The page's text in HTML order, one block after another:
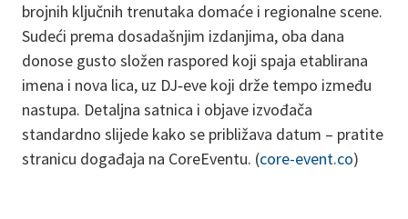
brojnih ključnih trenutaka domaće i regionalne scene.
Sudeći prema dosadašnjim izdanjima, oba dana
donose gusto složen raspored koji spaja etablirana
imena i nova lica, uz DJ‑eve koji drže tempo između
nastupa. Detaljna satnica i objave izvođača
standardno slijede kako se približava datum – pratite
stranicu događaja na CoreEventu. (core-event.co)